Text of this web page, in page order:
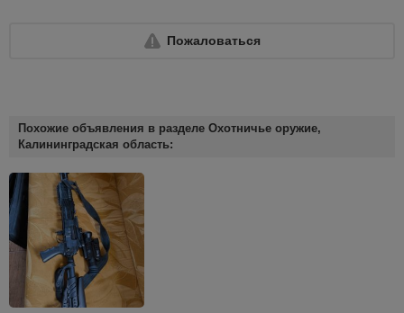
Пожаловаться
Похожие объявления в разделе Охотничье оружие,
Калининградская область: